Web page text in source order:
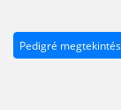
Pedigré